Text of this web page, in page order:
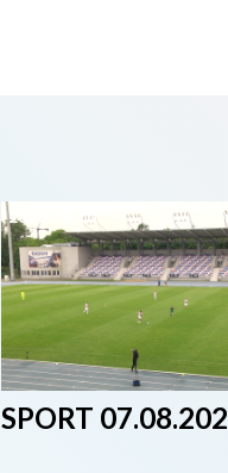
2026-08-07
SPORT